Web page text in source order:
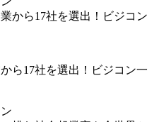
ら17社を選出！ビジコン一